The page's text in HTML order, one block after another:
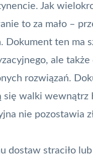
Jak
to za mało –
ten ma
ale
rozwiązań.
walki wewnątrz
nie pozostawia
dostaw straciło